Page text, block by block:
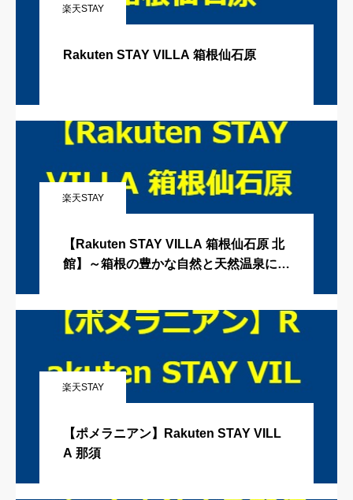
楽天STAY
Rakuten STAY VILLA 箱根仙石原
楽天STAY
【Rakuten STAY VILLA 箱根仙石原 北
館】～箱根の豊かな自然と天然温泉に癒
楽天STAY
【ポメラニアン】Rakuten STAY VILL
A 那須